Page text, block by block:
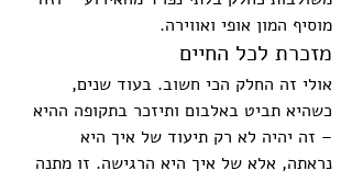
מוסיף המון אופי ואווירה.
מזכרת לכל החיים
אולי זה החלק הכי חשוב. בעוד שנים,
כשהיא תביט באלבום ותיזכר בתקופה ההיא
– זה יהיה לא רק תיעוד של איך היא
נראתה, אלא של איך היא הרגישה. זו מתנה